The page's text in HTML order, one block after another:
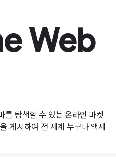
Web
를 탐색할 수 있는 온라인 마켓
게시하여 전 세계 누구나 액세